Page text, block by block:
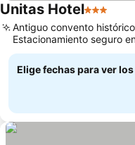
Unitas Hotel3 Estrellas
Antiguo convento
Estacionamiento seguro
hotel
Elige fechas para ver